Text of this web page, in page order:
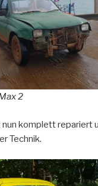
2
nun komplett repariert
Technik.